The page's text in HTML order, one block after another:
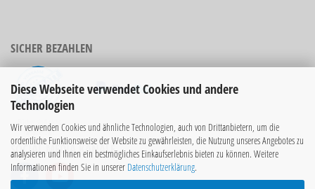
Diese Webseite verwendet Cookies und andere
Technologien
Wir verwenden Cookies und ähnliche Technologien, auch von Drittanbietern, um die
ordentliche Funktionsweise der Website zu gewährleisten, die Nutzung unseres Angebotes zu
analysieren und Ihnen ein bestmögliches Einkaufserlebnis bieten zu können. Weitere
Informationen finden Sie in unserer Datenschutzerklärung.
SICHER BEZAHLEN
Bücher sind nicht
rabattierbar!
SOCIAL MEDIA KANÄLE